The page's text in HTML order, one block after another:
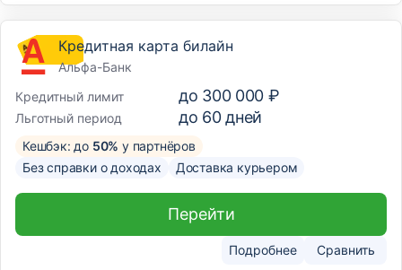
Кредитная карта билайн
Альфа-Банк
Кредитный лимит
до 300 000 ₽
Льготный период до 60дней
Кешбэк: до 50% у партнёров
Без справки о доходах
Доставка курьером
Подробнее Сравнить
Перейти